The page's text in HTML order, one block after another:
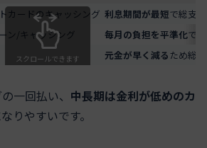
カードのキャッシング 利息期間が最短で総支
ン/キャッシング 毎月の負担を平準化で
元金が早く減るため総
スクロールできます
一回払い、 中長期は金利が低めのカ
りやすいです。